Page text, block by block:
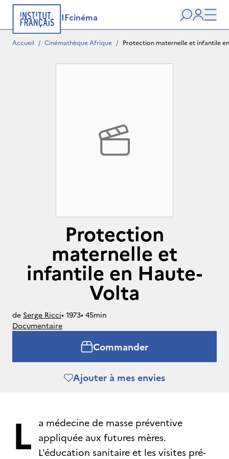
IFcinéma
user
Accueil / Cinémathèque Afrique / Protection maternelle et infantile
Protection
maternelle et
infantile en Haute-
Volta
de Serge Ricci• 1973• 45min
Documentaire
Commander
Ajouter à mes envies
L a médecine de masse préventive
appliquée aux futures mères.
L'éducation sanitaire et les visites pré-